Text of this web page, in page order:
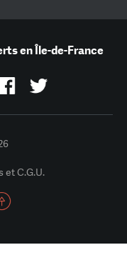
en Île-de-France
et C.G.U.